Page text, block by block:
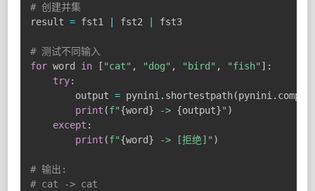
# 创建并集
result = fst1 fst2 fst3
# 测试不同输入
for word in [ "cat" , "dog" , "bird" , "fish" ] :
try:
        output
= pynini . shortestpath(pynini .
print (f"{word} -> {output}" )
except :
print (f"{word} -> [拒绝]" )
# 输出:
# cat -> cat